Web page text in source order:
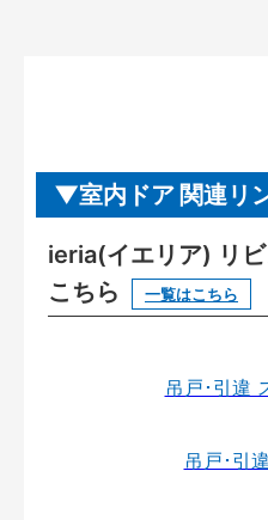
室内ドア 関連リ
ieria(イエリア) リ
こちら
一覧はこちら
吊戸･引違
吊戸･引